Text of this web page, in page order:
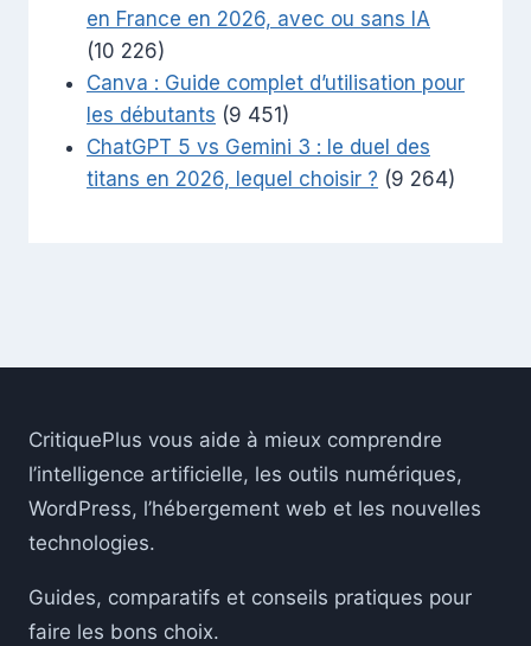
en France en 2026, avec ou sans IA
(10 226)
Canva : Guide complet d’utilisation pour
les débutants (9 451)
ChatGPT 5 vs Gemini 3 : le duel des
titans en 2026, lequel choisir ? (9 264)
CritiquePlus vous aide à mieux comprendre
l’intelligence artificielle, les outils numériques,
WordPress, l’hébergement web et les nouvelles
technologies.
Guides, comparatifs et conseils pratiques pour
faire les bons choix.